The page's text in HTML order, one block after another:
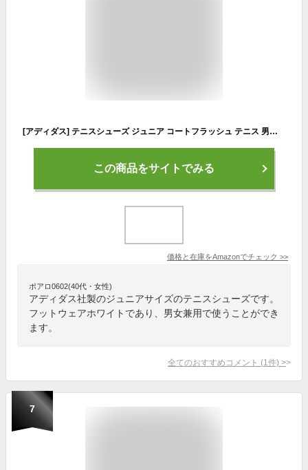
[アディダス] テニスシューズ ジュニア コートフラッシュ テニス 男の子 女の子 17~24.5cm MDF78 フットウェアホワイト/パルスミント/ルシッドブルー(HP9715) 21.5 cm
この商品をサイトでみる
価格と在庫をAmazonでチェック >>
ポアロ0602(40代・女性)
アディダス社製のジュニアサイズのテニスシューズです。
フットウェアホワイトであり、男女兼用で使うことができ
ます。
全てのおすすめコメント (1 件) >
7